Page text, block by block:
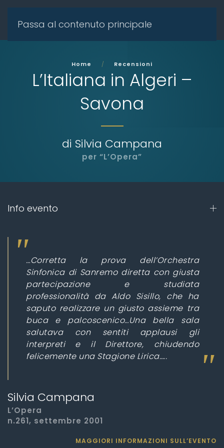
Passa al contenuto principale
Home Recensioni
L’Italiana in Algeri –
Savona
di Silvia Campana
per “L’Opera”
Info evento
…Corretta la prova dell’Orchestra
Sinfonica di Sanremo diretta con giusta
partecipazione e studiata
professionalità da Aldo Sisillo, che ha
saputo realizzare un giusto assieme tra
buca e palcoscenico…Una bella sala
salutava con sentiti applausi gli
interpreti e il Direttore, chiudendo
felicemente una Stagione Lirica…..
Silvia Campana
L’Opera
n.261, settembre 2001
MAGGIORI INFORMAZIONI SULL’EVENTO